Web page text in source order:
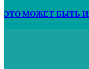
ЭТО МОЖЕТ БЫТЬ